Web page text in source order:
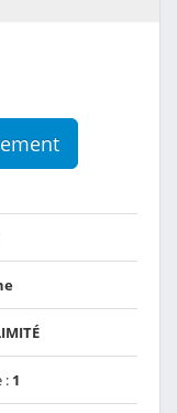
: 1